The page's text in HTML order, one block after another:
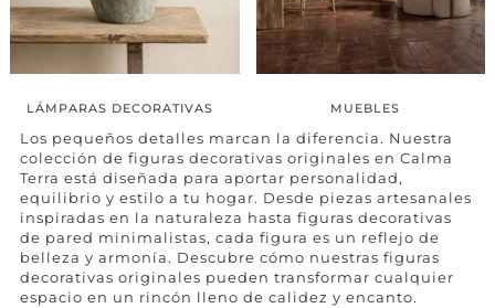
LÁMPARAS DECORATIVAS MUEBLES
Los pequeños detalles marcan la diferencia. Nuestra
colección de figuras decorativas originales en Calma
Terra está diseñada para aportar personalidad,
equilibrio y estilo a tu hogar. Desde piezas artesanales
inspiradas en la naturaleza hasta figuras decorativas
de pared minimalistas, cada figura es un reflejo de
belleza y armonía. Descubre cómo nuestras figuras
decorativas originales pueden transformar cualquier
espacio en un rincón lleno de calidez y encanto.